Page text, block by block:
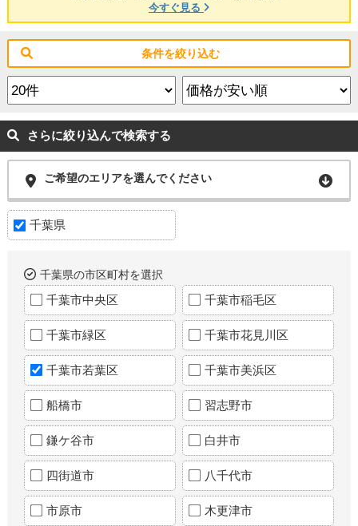
今すぐ見る
条件を絞り込む
さらに絞り込んで検索する
ご希望のエリアを選んでください
千葉県
千葉県の市区町村を選択
千葉市中央区 千葉市稲毛区
千葉市緑区 千葉市花見川区
千葉市若葉区 千葉市美浜区
船橋市 習志野市
鎌ケ谷市 白井市
四街道市 八千代市
市原市 木更津市